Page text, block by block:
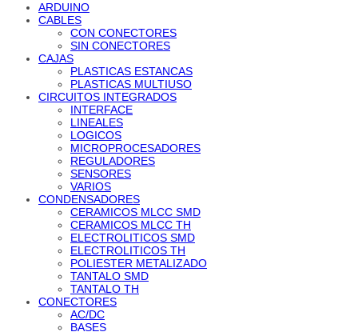
ARDUINO
CABLES
CON CONECTORES
SIN CONECTORES
CAJAS
PLASTICAS ESTANCAS
PLASTICAS MULTIUSO
CIRCUITOS INTEGRADOS
INTERFACE
LINEALES
LOGICOS
MICROPROCESADORES
REGULADORES
SENSORES
VARIOS
CONDENSADORES
CERAMICOS MLCC SMD
CERAMICOS MLCC TH
ELECTROLITICOS SMD
ELECTROLITICOS TH
POLIESTER METALIZADO
TANTALO SMD
TANTALO TH
CONECTORES
AC/DC
BASES